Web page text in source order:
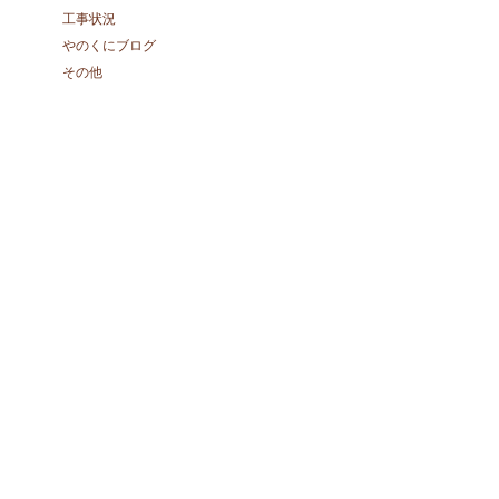
工事状況
やのくにブログ
その他